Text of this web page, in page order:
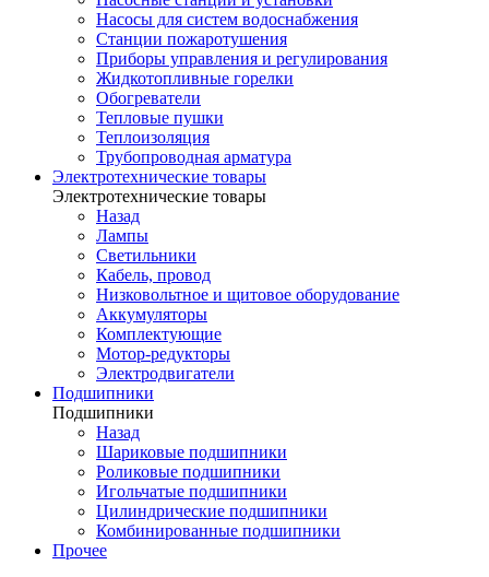
Насосы для систем водоснабжения
Станции пожаротушения
Приборы управления и регулирования
Жидкотопливные горелки
Обогреватели
Тепловые пушки
Теплоизоляция
Трубопроводная арматура
Электротехнические товары
Электротехнические товары
Назад
Лампы
Светильники
Кабель, провод
Низковольтное и щитовое оборудование
Аккумуляторы
Комплектующие
Мотор-редукторы
Электродвигатели
Подшипники
Подшипники
Назад
Шариковые подшипники
Роликовые подшипники
Игольчатые подшипники
Цилиндрические подшипники
Комбинированные подшипники
Прочее